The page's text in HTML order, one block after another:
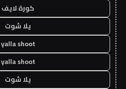
كورة لايف
يلا شوت
yalla shoot
yalla shoot
يلا شوت